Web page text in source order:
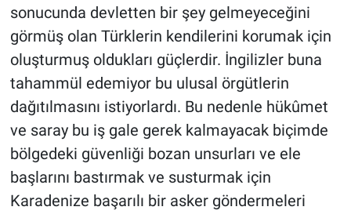
sonucunda devletten bir şey gelmeyeceğini
görmüş olan Türklerin kendilerini korumak için
oluşturmuş oldukları güçlerdir. İngilizler buna
tahammül edemiyor bu ulusal örgütlerin
dağıtılmasını istiyorlardı. Bu nedenle hükûmet
ve saray bu iş gale gerek kalmayacak biçimde
bölgedeki güvenliği bozan unsurları ve ele
başlarını bastırmak ve susturmak için
Karadenize başarılı bir asker göndermeleri